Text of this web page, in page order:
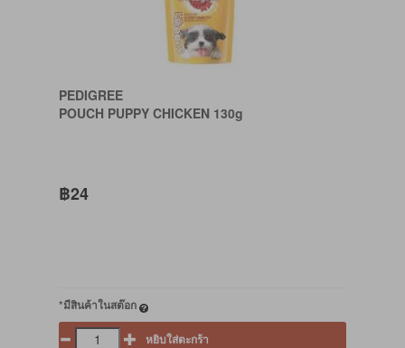
PEDIGREE
POUCH PUPPY CHICKEN 130g
฿24
*มีสินค้าในสต๊อก
หยิบใส่ตะกร้า